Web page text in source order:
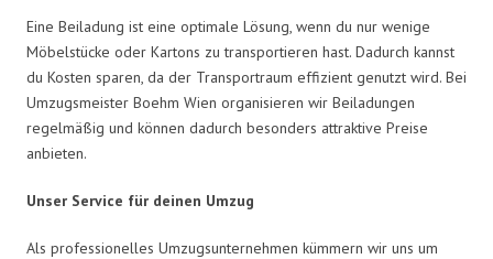
Eine Beiladung ist eine optimale Lösung, wenn du nur wenige
Möbelstücke oder Kartons zu transportieren hast. Dadurch kannst
du Kosten sparen, da der Transportraum effizient genutzt wird. Bei
Umzugsmeister Boehm Wien organisieren wir Beiladungen
regelmäßig und können dadurch besonders attraktive Preise
anbieten.
Unser Service für deinen Umzug
Als professionelles Umzugsunternehmen kümmern wir uns um